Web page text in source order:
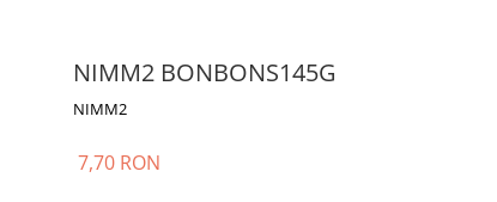
NIMM2 BONBONS145G
NIMM2
7,70 RON